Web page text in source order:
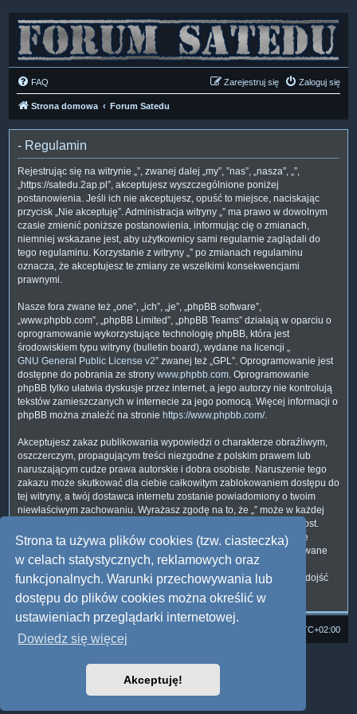
Strona ta używa plików cookies (tzw. ciasteczka)
w celach statystycznych, reklamowych oraz
funkcjonalnych. Warunki przechowywania lub
dostępu do plików cookies można określić w
ustawieniach przeglądarki internetowej.
Dowiedz się więcej
Akceptuję!
FAQ Zaloguj się
Zarejestruj się
Strona domowa Forum Satedu
- Regulamin
Rejestrując się na witrynie „”, zwanej dalej „my”, ”nas”, „nasza”, „”,
„https://satedu.2ap.pl”, akceptujesz wyszczególnione poniżej
postanowienia. Jeśli ich nie akceptujesz, opuść to miejsce, naciskając
przycisk „Nie akceptuję”. Administracja witryny „” ma prawo w dowolnym
czasie zmienić poniższe postanowienia, informując cię o zmianach,
niemniej wskazane jest, aby użytkownicy sami regularnie zaglądali do
tego regulaminu. Korzystanie z witryny „” po zmianach regulaminu
oznacza, że akceptujesz te zmiany ze wszelkimi konsekwencjami
prawnymi.
Nasze fora zwane też „one”, „ich”, „je”, „phpBB software”,
„www.phpbb.com”, „phpBB Limited”, „phpBB Teams” działają w oparciu o
oprogramowanie wykorzystujące technologię phpBB, która jest
środowiskiem typu witryny (bulletin board), wydane na licencji „
GNU General Public License v2” zwanej też „GPL”. Oprogramowanie jest
dostępne do pobrania ze strony www.phpbb.com. Oprogramowanie
phpBB tylko ułatwia dyskusje przez internet, a jego autorzy nie kontrolują
tekstów zamieszczanych w internecie za jego pomocą. Więcej informacji o
phpBB można znaleźć na stronie https://www.phpbb.com/.
Akceptujesz zakaz publikowania wypowiedzi o charakterze obraźliwym,
oszczerczym, propagującym treści niezgodne z polskim prawem lub
naruszającym cudze prawa autorskie i dobra osobiste. Naruszenie tego
zakazu może skutkować dla ciebie całkowitym zablokowaniem dostępu do
tej witryny, a twój dostawca internetu zostanie powiadomiony o twoim
niewłaściwym zachowaniu. Wyrażasz zgodę na to, że „” może w każdej
chwili usunąć, zmienić, przenieść lub zamknąć każdy twój temat, post.
Wyrażasz zgodę na zapisywanie wszystkich podanych przez ciebie
informacji w naszej bazie danych. Informacje te nie będą przekazywane
nikomu bez twojej zgody, ale ani „”, ani phpBB nie ponosi
odpowiedzialności za włamania do witryny, podczas których może dojść
do kradzieży danych.
UTC+02:00
Style: Multi Design by Joyce&Luna
Zasady ochrony danych osobowych